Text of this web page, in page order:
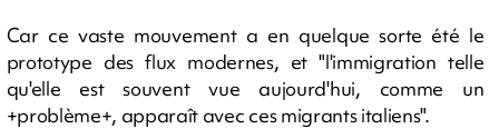
Car ce vaste mouvement a en quelque sorte été le
prototype des flux modernes, et "l'immigration telle
qu'elle est souvent vue aujourd'hui, comme un
+problème+, apparaît avec ces migrants italiens".